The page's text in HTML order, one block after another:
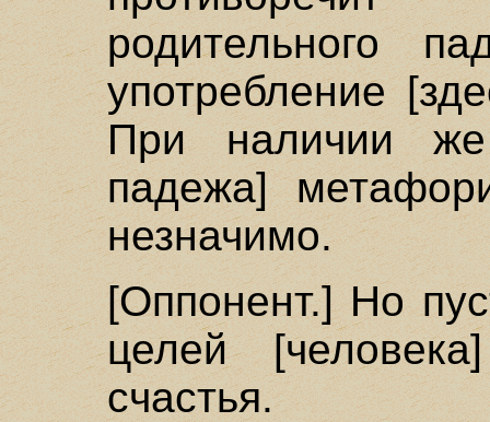
родительного
употребление
При наличии же
падежа]
незначимо.
[Оппонент.] Но
целей
счастья.